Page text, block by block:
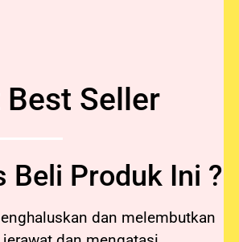
Seller
Beli Produk Ini ?
dan melembutkan